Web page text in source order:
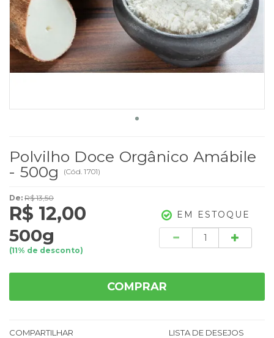
Polvilho Doce Orgânico Amábile
- 500g
(Cód.1701)
De: R$ 13,50
R$ 12,00
500g
(11% de desconto)
EM ESTOQUE
COMPRAR
COMPARTILHAR LISTA DE DESEJOS